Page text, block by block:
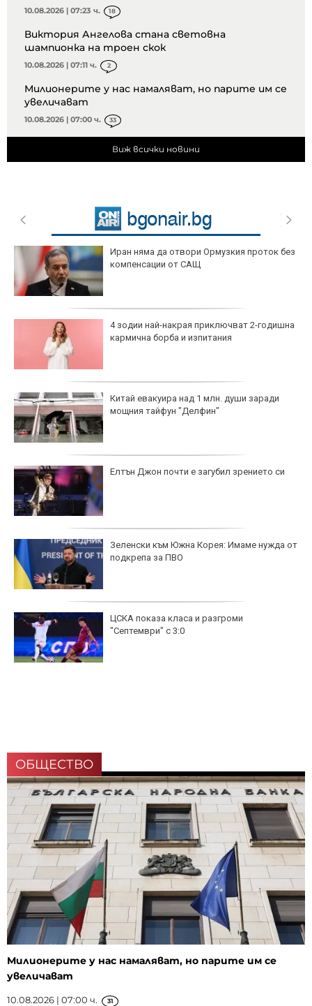
10.08.2026 | 07:23 ч. 18
Виктория Ангелова стана световна
шампионка на троен скок
10.08.2026 | 07:11 ч. 2
Милионерите у нас намаляват, но парите им се
увеличават
10.08.2026 | 07:00 ч. 33
Виж всички новини
Иран няма да отвори Ормузкия проток без
компенсации от САЩ
4 зодии най-накрая приключват 2-годишна
кармична борба и изпитания
Китай евакуира над 1 млн. души заради
мощния тайфун "Делфин"
Елтън Джон почти е загубил зрението си
Зеленски към Южна Корея: Имаме нужда от
подкрепа за ПВО
ЦСКА показа класа и разгроми
"Септември" с 3:0
ОБЩЕСТВО
Милионерите у нас намаляват, но парите им се
увеличават
10.08.2026 | 07:00 ч. 31